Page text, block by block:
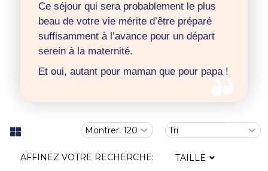
Ce séjour qui sera probablement le plus
beau de votre vie mérite d’être préparé
suffisamment à l’avance pour un départ
serein à la maternité.
Et oui, autant pour maman que pour papa !
AFFINEZ VOTRE RECHERCHE:
TAILLE